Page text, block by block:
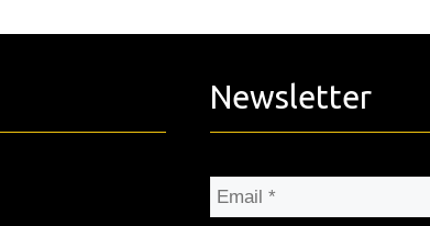
Newsletter
Email